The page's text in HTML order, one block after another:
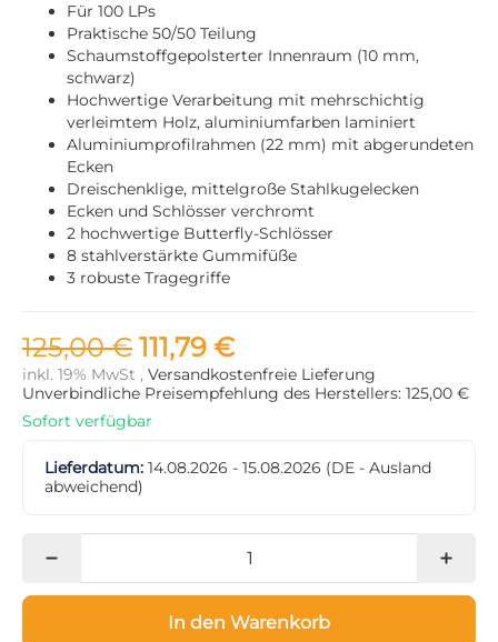
Für 100 LPs
Praktische 50/50 Teilung
Schaumstoffgepolsterter Innenraum (10 mm,
schwarz)
Hochwertige Verarbeitung mit mehrschichtig
verleimtem Holz, aluminiumfarben laminiert
Aluminiumprofilrahmen (22 mm) mit abgerundeten
Ecken
Dreischenklige, mittelgroße Stahlkugelecken
Ecken und Schlösser verchromt
2 hochwertige Butterfly-Schlösser
8 stahlverstärkte Gummifüße
3 robuste Tragegriffe
125,00 € 111,79 €
inkl. 19% MwSt , Versandkostenfreie Lieferung
Unverbindliche Preisempfehlung des Herstellers: 125,00 €
Sofort verfügbar
Lieferdatum: 14.08.2026 - 15.08.2026 (DE - Ausland
abweichend)
In den Warenkorb